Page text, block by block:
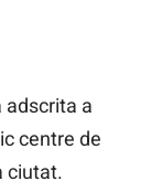
adscrita a
centre de
ciutat.